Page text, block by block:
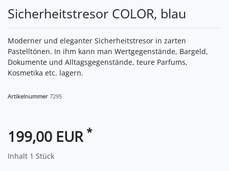
Sicherheitstresor COLOR, blau
Moderner und eleganter Sicherheitstresor in zarten
Pastelltönen. In ihm kann man Wertgegenstände, Bargeld,
Dokumente und Alltagsgegenstände, teure Parfums,
Kosmetika etc. lagern.
Artikelnummer 7295
199,00 EUR *
Inhalt 1 Stück